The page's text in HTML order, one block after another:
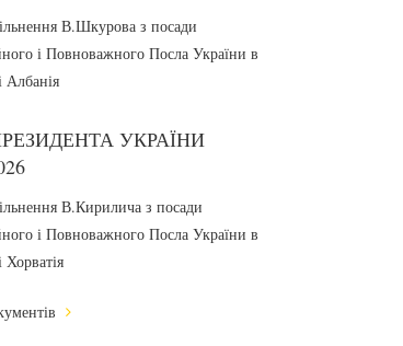
В.Шкурова з посади
і Повноважного Посла України в
Албанія
УКРАЇНИ
В.Кирилича з посади
і Повноважного Посла України в
Хорватія